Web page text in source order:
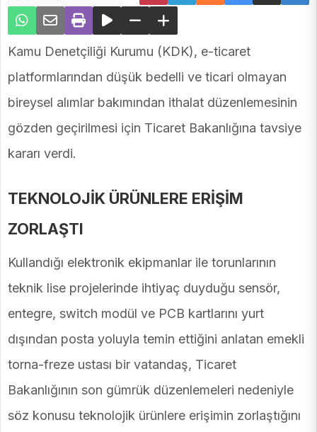
Kamu Denetçiliği Kurumu (KDK), e-ticaret
platformlarından düşük bedelli ve ticari olmayan
bireysel alımlar bakımından ithalat düzenlemesinin
gözden geçirilmesi için Ticaret Bakanlığına tavsiye
kararı verdi.
TEKNOLOJİK ÜRÜNLERE ERİŞİM
ZORLAŞTI
Kullandığı elektronik ekipmanlar ile torunlarının
teknik lise projelerinde ihtiyaç duyduğu sensör,
entegre, switch modül ve PCB kartlarını yurt
dışından posta yoluyla temin ettiğini anlatan emekli
torna-freze ustası bir vatandaş, Ticaret
Bakanlığının son gümrük düzenlemeleri nedeniyle
söz konusu teknolojik ürünlere erişimin zorlaştığını